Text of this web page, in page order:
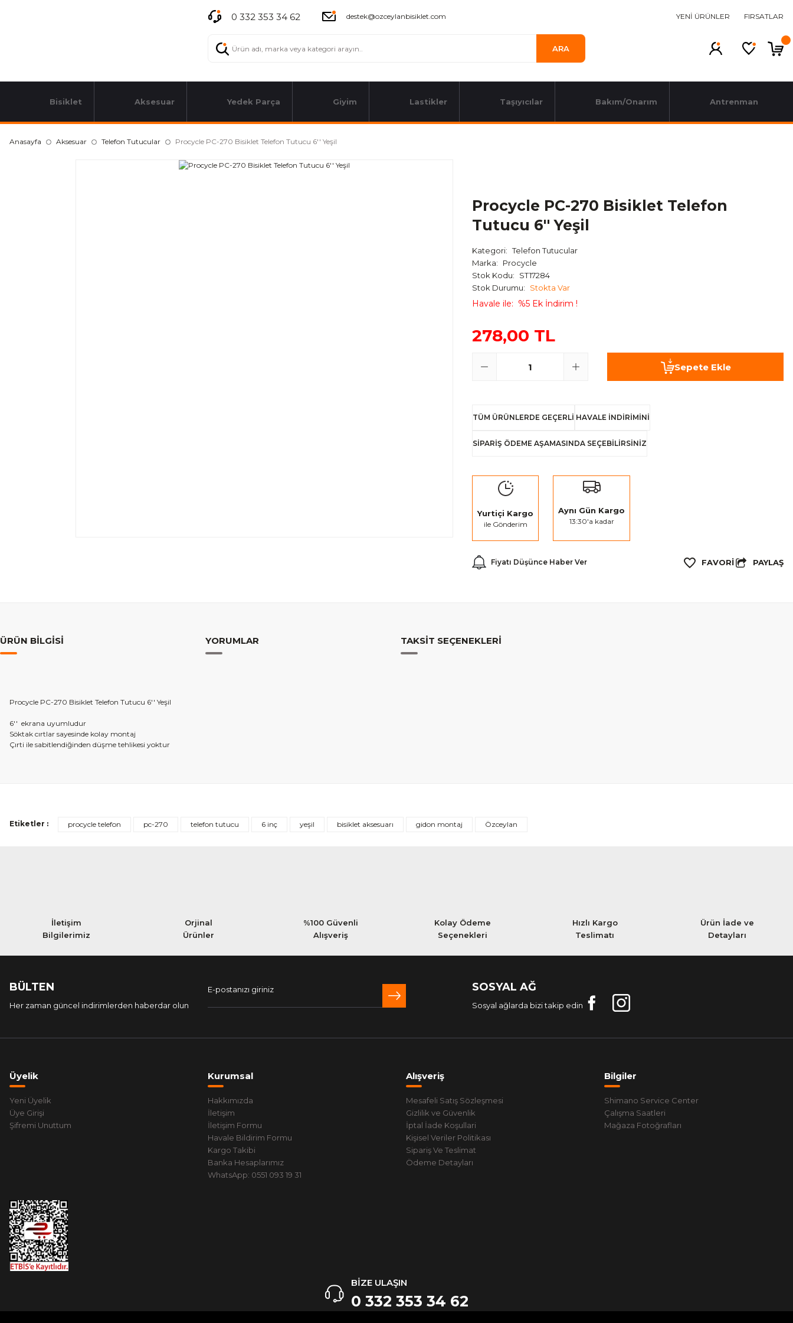
0 332 353 34 62 destek@ozceylanbisiklet.com YENİ ÜRÜNLER FIRSATLAR
ARA
Bisiklet Aksesuar Yedek Parça Giyim Lastikler Taşıyıcılar Bakım/Onarım Antrenman
Anasayfa Aksesuar Telefon Tutucular Procycle PC-270 Bisiklet Telefon Tutucu 6'' Yeşil
Procycle PC-270 Bisiklet Telefon
Tutucu 6'' Yeşil
Kategori
Telefon Tutucular
Marka
Procycle
Stok Kodu
ST17284
Stok Durumu
Stokta Var
Havale ile %5 Ek İndirim !
278,00 TL
Sepete Ekle
TÜM ÜRÜNLERDE GEÇERLİ HAVALE İNDİRİMİNİ
SİPARİŞ ÖDEME AŞAMASINDA SEÇEBİLİRSİNİZ
Yurtiçi Kargo
ile Gönderim
Aynı Gün Kargo
13:30'a kadar
Fiyatı Düşünce Haber Ver PAYLAŞ
ÜRÜN BILGISI YORUMLAR TAKSIT SEÇENEKLERI
Procycle PC-270 Bisiklet Telefon Tutucu 6'' Yeşil
6'' ekrana uyumludur
Söktak cırtlar sayesinde kolay montaj
Çırti ile sabitlendiğinden düşme tehlikesi yoktur
Etiketler : procycle telefon pc-270 telefon tutucu 6 inç yeşil bisiklet aksesuarı gidon montaj Özceylan
İletişim
Bilgilerimiz
Orjinal
Ürünler
%100 Güvenli
Alışveriş
Kolay Ödeme
Seçenekleri
Hızlı Kargo
Teslimatı
Ürün İade ve
Detayları
BÜLTEN
Her zaman güncel indirimlerden haberdar olun
SOSYAL AĞ
Sosyal ağlarda bizi takip edin
Üyelik
Yeni Üyelik
Üye Girişi
Şifremi Unuttum
Kurumsal
Hakkımızda
İletişim
İletişim Formu
Havale Bildirim Formu
Kargo Takibi
Banka Hesaplarımız
WhatsApp: 0551 093 19 31
Alışveriş
Mesafeli Satış Sözleşmesi
Gizlilik ve Güvenlik
İptal İade Koşullari
Kişisel Veriler Politikası
Sipariş Ve Teslimat
Ödeme Detayları
Bilgiler
Shimano Service Center
Çalışma Saatleri
Mağaza Fotoğrafları
BİZE ULAŞIN
0 332 353 34 62